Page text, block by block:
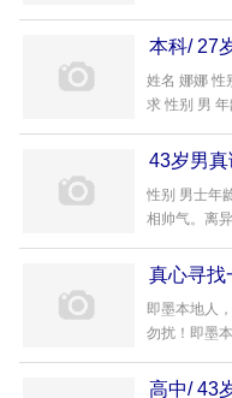
本科/ 27
姓名 娜娜 性
求 性别 男
43岁男
性别 男士年
相帅气。离
真心寻找
即墨本地人
勿扰！即墨
高中/ 43